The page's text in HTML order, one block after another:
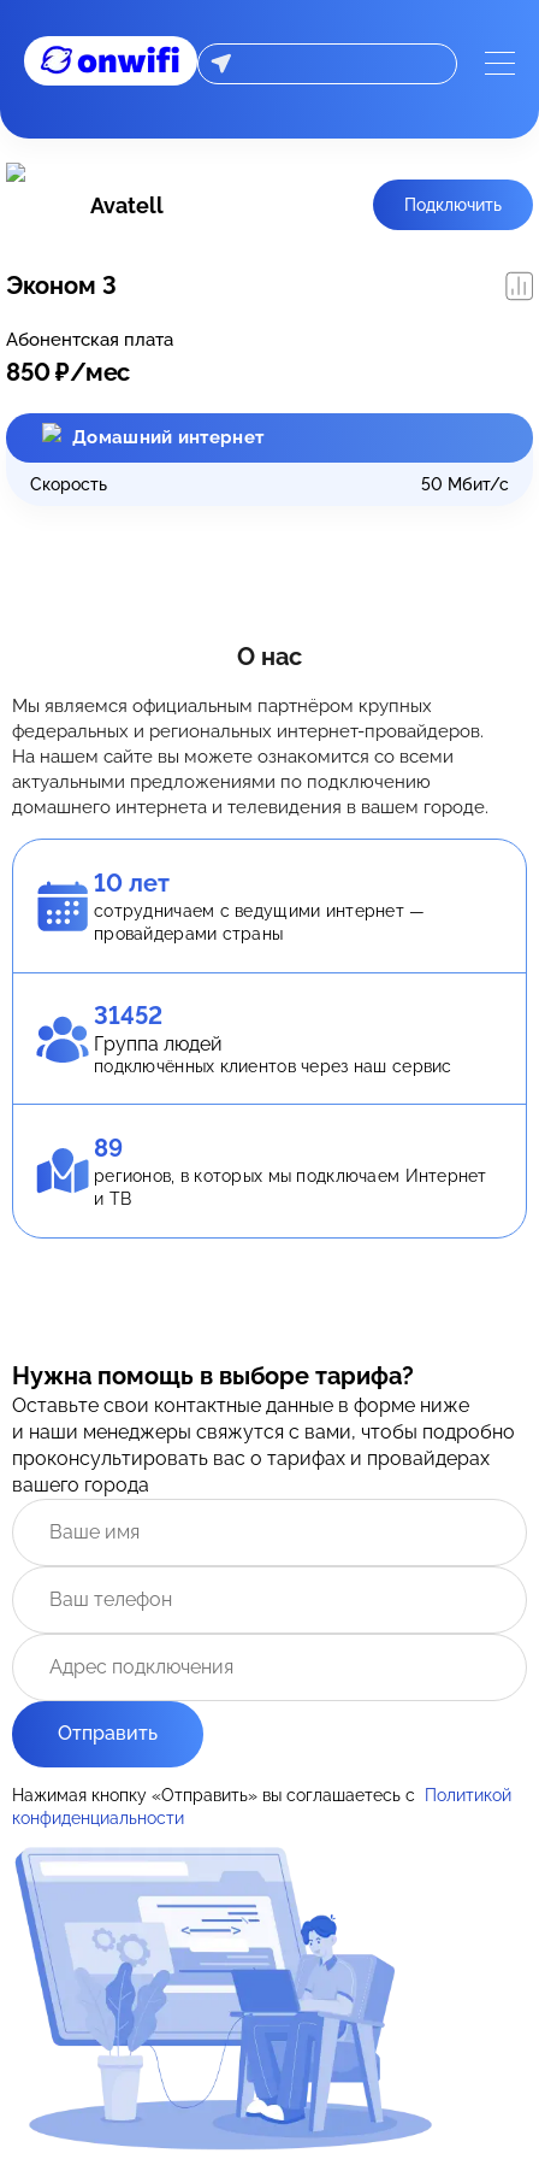
Avatell Подключить
Эконом 3
Абонентская плата
850₽/мес
Домашний интернет
Скорость 50 Мбит/с
О нас
Мы являемся официальным партнёром крупных
федеральных и региональных интернет-провайдеров.
На нашем сайте вы можете ознакомится со всеми
актуальными предложениями по подключению
домашнего интернета и телевидения в вашем городе.
10 лет
сотрудничаем с ведущими интернет —
провайдерами страны
31452
Группа людей
подключённых клиентов через наш сервис
89
регионов, в которых мы подключаем Интернет
и ТВ
Нужна помощь в выборе тарифа?
Оставьте свои контактные данные в форме ниже
и наши менеджеры свяжутся с вами, чтобы подробно
проконсультировать вас о тарифах и провайдерах
вашего города
Отправить
Нажимая кнопку «Отправить» вы соглашаетесь с
Политикой
конфиденциальности